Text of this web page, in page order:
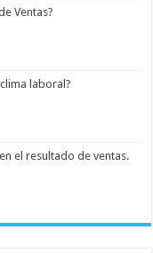
Ventas?
laboral?
el resultado de ventas.